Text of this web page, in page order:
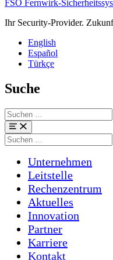
FSO Fernwirk-
Ihr Security-Provider.
English
Español
Türkçe
Suche
Suchen
nach:
Menü
Suchen
nach:
Unternehmen
Leitstelle
Rechenzentrum
Aktuelles
Innovation
Partner
Karriere
Kontakt